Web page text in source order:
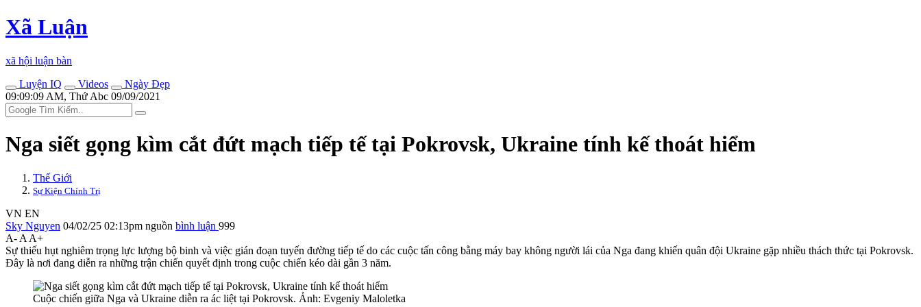
Xã Luận
xã hội luận bàn
Luyện IQ
Videos
Ngày Đẹp
09:09:09 AM, Thứ Abc 09/09/2021
Nga siết gọng kìm cắt đứt mạch tiếp tế tại Pokrovsk, Ukraine tính kế thoát hiểm
Thế Giới
Sự Kiện Chính Trị
VN EN
Sky Nguyen 04/02/25 02:13pm nguồn bình luận 999
A- A A+
Sự thiếu hụt nghiêm trọng lực lượng bộ binh và việc gián đoạn tuyến đường tiếp tế do các cuộc tấn công bằng máy bay không người lái của Nga đang khiến quân đội Ukraine gặp nhiều thách thức tại Pokrovsk.
Đây là nơi đang diễn ra những trận chiến quyết định trong cuộc chiến kéo dài gần 3 năm.
Cuộc chiến giữa Nga và Ukraine diễn ra ác liệt tại Pokrovsk. Ảnh: Evgeniy Maloletka